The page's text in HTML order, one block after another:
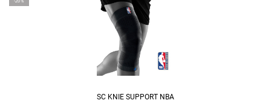
SC KNIE SUPPORT NBA